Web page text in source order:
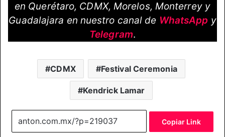
en Querétaro, CDMX, Morelos, Monterrey y
Guadalajara en nuestro canal de WhatsApp y
Telegram.
CDMX Festival Ceremonia
Kendrick Lamar
Copiar Link